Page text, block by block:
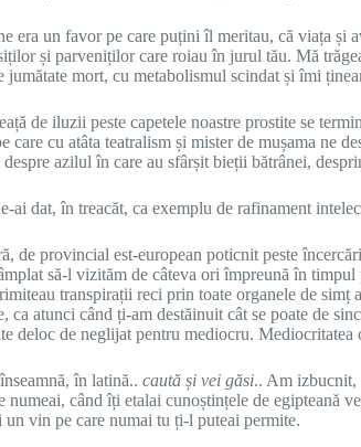
era un favor pe care puțini îl meritau, că viața
și parveniților care roiau în jurul tău. Mă
jumătate mort, cu metabolismul scindat și îmi
de iluzii peste capetele noastre prostite se
cu atâta teatralism și mister de mușama ne
azilul în care au sfârșit bieții bătrânei,
dat, în treacăt, ca exemplu de rafinament
de provincial est-european poticnit peste
să-l vizităm de câteva ori împreună în
transpirații reci prin toate organele de
atunci când ți-am destăinuit cât se poate de
deloc de neglijat pentru mediocru.
în latină.. caută și vei găsi.. Am izbucnit,
când îți etalai cunoștințele de egipteană
vin pe care numai tu ți-l puteai permite.